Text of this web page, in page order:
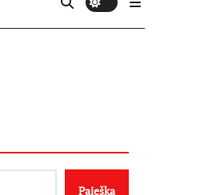
Paieška